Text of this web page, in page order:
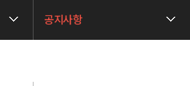
공지사항